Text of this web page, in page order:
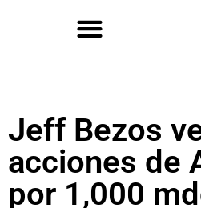
Jeff Bezos
acciones de
por 1,000